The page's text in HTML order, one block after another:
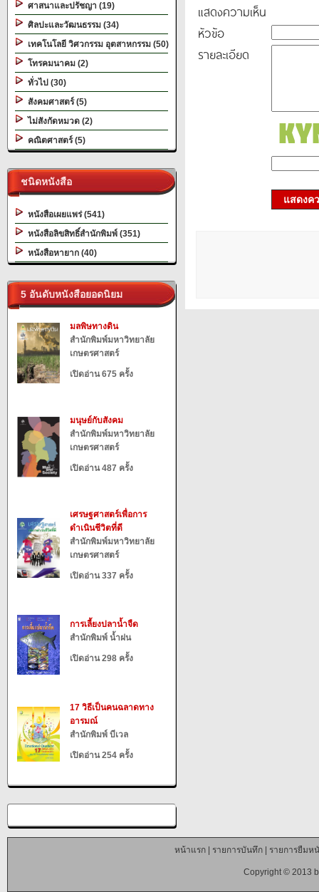
ศาสนาและปรัชญา (19)
ศิลปะและวัฒนธรรม (34)
เทคโนโลยี วิศวกรรม อุตสาหกรรม (50)
โทรคมนาคม (2)
ทั่วไป (30)
สังคมศาสตร์ (5)
ไม่สังกัดหมวด (2)
คณิตศาสตร์ (5)
ชนิดหนังสือ
หนังสือเผยแพร่ (541)
หนังสือลิขสิทธิ์สำนักพิมพ์ (351)
หนังสือหายาก (40)
5 อันดับหนังสือยอดนิยม
มลพิษทางดิน
สำนักพิมพ์มหาวิทยาลัย
เกษตรศาสตร์
เปิดอ่าน 675 ครั้ง
มนุษย์กับสังคม
สำนักพิมพ์มหาวิทยาลัย
เกษตรศาสตร์
เปิดอ่าน 487 ครั้ง
เศรษฐศาสตร์เพื่อการ
ดำเนินชีวิตที่ดี
สำนักพิมพ์มหาวิทยาลัย
เกษตรศาสตร์
เปิดอ่าน 337 ครั้ง
การเลี้ยงปลาน้ำจืด
สำนักพิมพ์ น้ำฝน
เปิดอ่าน 298 ครั้ง
17 วิธีเป็นคนฉลาดทาง
อารมณ์
สำนักพิมพ์ บีเวล
เปิดอ่าน 254 ครั้ง
แสดงความเห็น
หัวข้อ
รายละเอียด
แสดงค
หน้าแรก| รายการบันทึก| รายการยืมห
Copyright © 2013